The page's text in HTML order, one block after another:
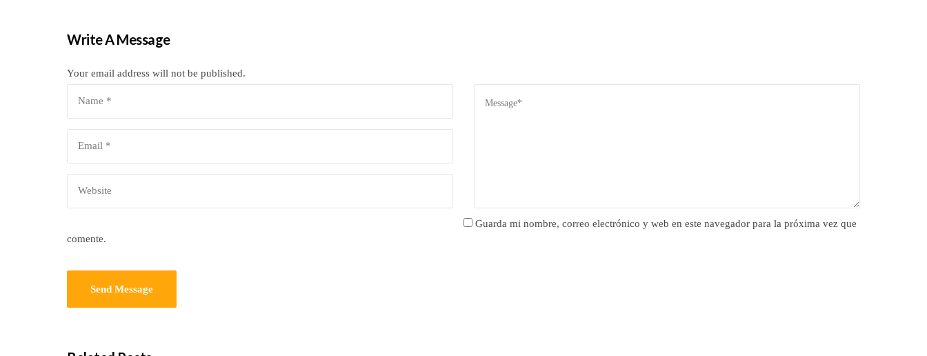
Write A Message
Your email address will not be published.
Guarda mi nombre, correo electrónico y web en este navegador para la próxima vez que
comente.